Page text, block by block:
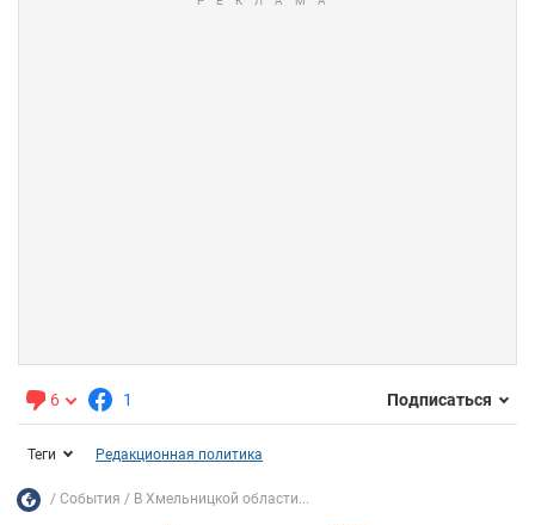
6 1 Подписаться
Теги Редакционная политика
События В Хмельницкой области...